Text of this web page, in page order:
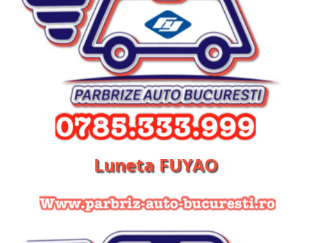
Luneta FUYAO